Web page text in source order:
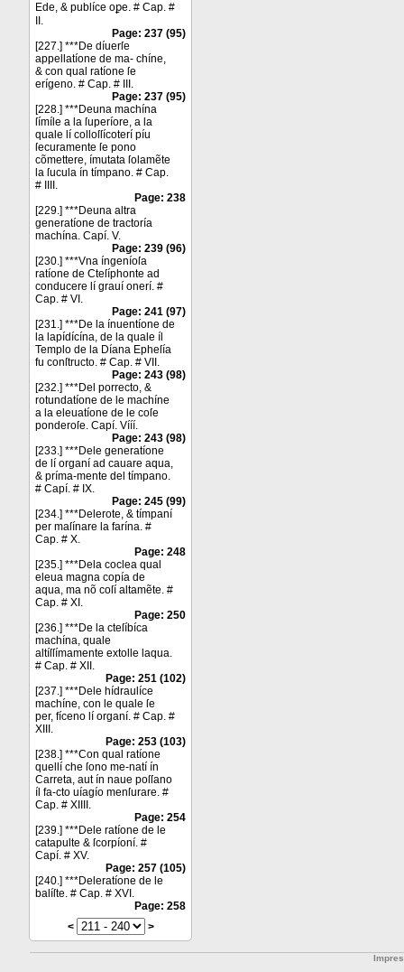
Ede, & publíce oꝑe. # Cap. #
II.
Page: 237 (95)
[227.] ***De díuerſe
appellatíone de ma- chíne,
& con qual ratíone ſe
erígeno. # Cap. # III.
Page: 237 (95)
[228.] ***Deuna machína
ſímíle a la ſuperíore, a la
quale lí colloſſícoterí píu
ſecuramente ſe pono
cõmettere, ímutata ſolamẽte
la ſucula ín tímpano. # Cap.
# IIII.
Page: 238
[229.] ***Deuna altra
generatíone de tractoría
machína. Capí. V.
Page: 239 (96)
[230.] ***Vna íngeníoſa
ratíone de Cteſíphonte ad
conducere lí grauí onerí. #
Cap. # VI.
Page: 241 (97)
[231.] ***De la ínuentíone de
la lapídícína, de la quale íl
Templo de la Díana Epheſía
fu conſtructo. # Cap. # VII.
Page: 243 (98)
[232.] ***Del porrecto, &
rotundatíone de le machíne
a la eleuatíone de le coſe
ponderoſe. Capí. Vííí.
Page: 243 (98)
[233.] ***Dele generatíone
de lí organí ad cauare aqua,
& príma-mente del tímpano.
# Capí. # IX.
Page: 245 (99)
[234.] ***Delerote, & tímpaní
per maſínare la farína. #
Cap. # X.
Page: 248
[235.] ***Dela coclea qual
eleua magna copía de
aqua, ma nõ coſí altamẽte. #
Cap. # XI.
Page: 250
[236.] ***De la cteſíbíca
machína, quale
altíſſímamente extolle laqua.
# Cap. # XII.
Page: 251 (102)
[237.] ***Dele hídraulíce
machíne, con le quale ſe
per, fíceno lí organí. # Cap. #
XIII.
Page: 253 (103)
[238.] ***Con qual ratíone
quellí che ſono me-natí ín
Carreta, aut ín naue poſſano
íl fa-cto uíagío menſurare. #
Cap. # XIIII.
Page: 254
[239.] ***Dele ratíone de le
catapulte & ſcorpíoní. #
Capí. # XV.
Page: 257 (105)
[240.] ***Deleratíone de le
balíſte. # Cap. # XVI.
Page: 258
<
>